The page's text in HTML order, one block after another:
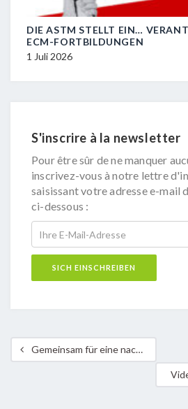
DIE ASTM STELLT EIN…
ECM-FORTBILDUNGEN
1 Juli 2026
S'inscrire à la newsletter
Pour être sûr de ne manquer
inscrivez-vous à notre lettre
saisissant votre adresse e-mail
ci-dessous :
Gemeinsam für eine nachhaltige Energiezukunft in Europa